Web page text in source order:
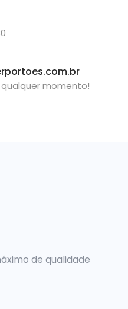
momento!
de qualidade